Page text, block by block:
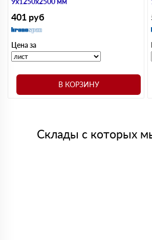
401 руб
Цена за
В КОРЗИНУ
Склады с которых